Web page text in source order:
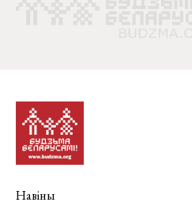
Навіны